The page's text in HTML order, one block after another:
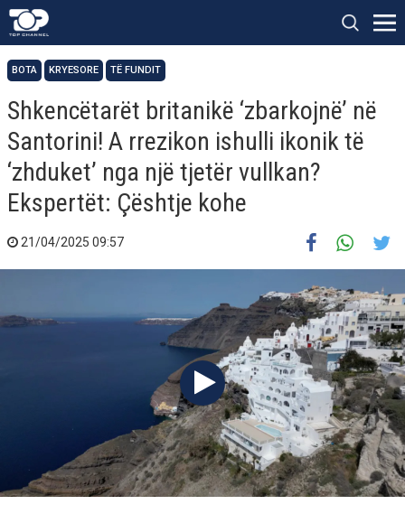
BOTA KRYESORE TË FUNDIT
Shkencëtarët britanikë ‘zbarkojnë’ në
Santorini! A rrezikon ishulli ikonik të
‘zhduket’ nga një tjetër vullkan?
Ekspertët: Çështje kohe
21/04/2025 09:57